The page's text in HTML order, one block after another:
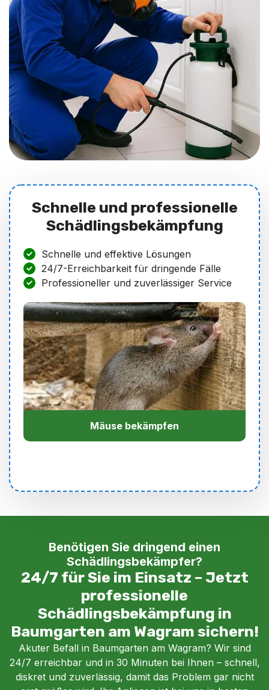
Schnelle und professionelle
Schädlingsbekämpfung
Schnelle und effektive Lösungen
24/7-Erreichbarkeit für dringende Fälle
Professioneller und zuverlässiger Service
Mäuse bekämpfen
Benötigen Sie dringend einen
Schädlingsbekämpfer?
24/7 für Sie im Einsatz – Jetzt
professionelle
Schädlingsbekämpfung in
Baumgarten am Wagram sichern!
Akuter Befall in Baumgarten am Wagram? Wir sind
24/7 erreichbar und in 30 Minuten bei Ihnen – schnell,
diskret und zuverlässig, damit das Problem gar nicht